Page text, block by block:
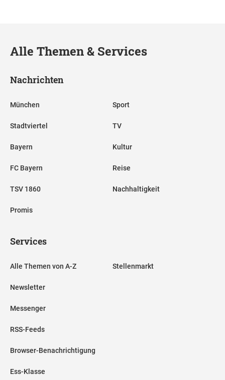
Alle Themen & Services
Nachrichten
München
Stadtviertel
Bayern
FC Bayern
TSV 1860
Promis
Sport
TV
Kultur
Reise
Nachhaltigkeit
Services
Alle Themen von A-Z
Newsletter
Messenger
RSS-Feeds
Browser-Benachrichtigung
Ess-Klasse
Stellenmarkt